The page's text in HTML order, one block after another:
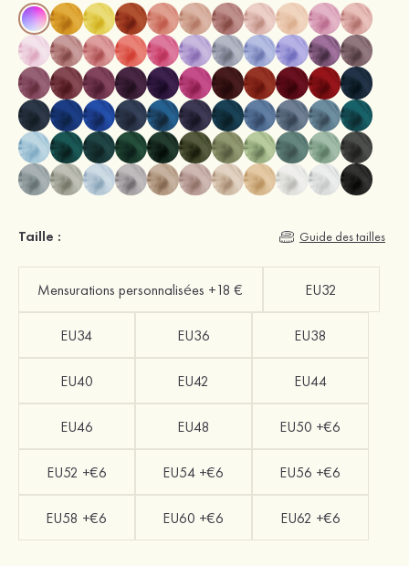
Taille : Guide des tailles
Mensurations personnalisées +18 € EU32
EU34 EU36 EU38
EU40 EU42 EU44
EU46 EU48 EU50 +€6
EU52 +€6 EU54 +€6 EU56 +€6
EU58 +€6 EU60 +€6 EU62 +€6